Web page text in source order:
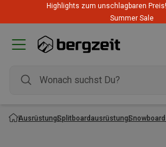
Highlights zum unschlagbaren
Summer Sale
AusrüstungSplitboardausrüstung